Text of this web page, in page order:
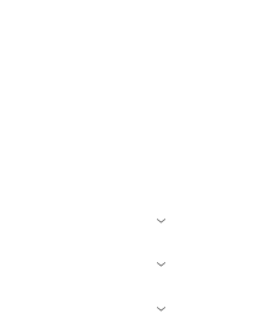
›
›
›